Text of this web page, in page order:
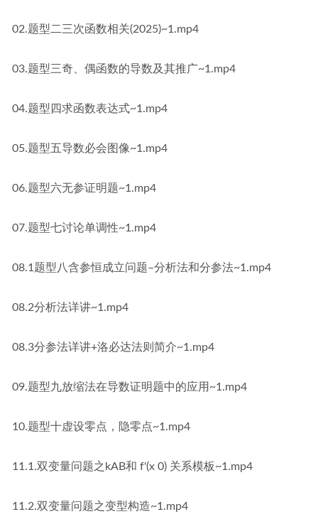
02.题型二三次函数相关(2025)~1.mp4
03.题型三奇、偶函数的导数及其推广~1.mp4
04.题型四求函数表达式~1.mp4
05.题型五导数必会图像~1.mp4
06.题型六无参证明题~1.mp4
07.题型七讨论单调性~1.mp4
08.1题型八含参恒成立问题–分析法和分参法~1.mp4
08.2分析法详讲~1.mp4
08.3分参法详讲+洛必达法则简介~1.mp4
09.题型九放缩法在导数证明题中的应用~1.mp4
10.题型十虚设零点，隐零点~1.mp4
11.1.双变量问题之kAB和 f'(x 0) 关系模板~1.mp4
11.2.双变量问题之变型构造~1.mp4